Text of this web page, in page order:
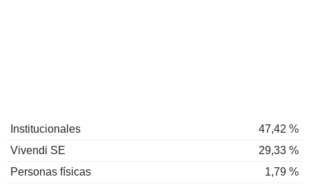
Institucionales
47,42 %
Vivendi SE
29,33 %
Personas físicas
1,79 %